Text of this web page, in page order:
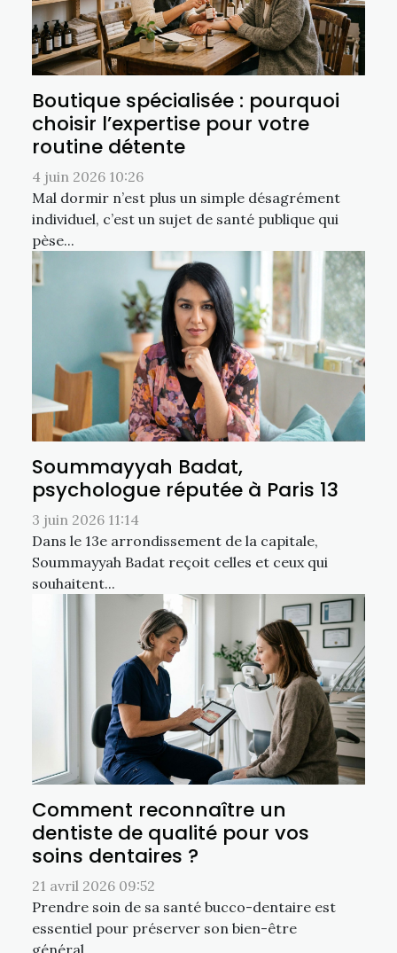
Boutique spécialisée : pourquoi
choisir l’expertise pour votre
routine détente
4 juin 2026 10:26
Mal dormir n’est plus un simple désagrément
individuel, c’est un sujet de santé publique qui
pèse...
Soummayyah Badat,
psychologue réputée à Paris 13
3 juin 2026 11:14
Dans le 13e arrondissement de la capitale,
Soummayyah Badat reçoit celles et ceux qui
souhaitent...
Comment reconnaître un
dentiste de qualité pour vos
soins dentaires ?
21 avril 2026 09:52
Prendre soin de sa santé bucco-dentaire est
essentiel pour préserver son bien-être
général....